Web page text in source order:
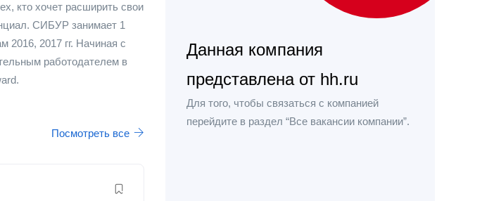
кто хочет расширить свои
СИБУР занимает 1
2016, 2017 гг. Начиная с
работодателем в
Посмотреть все
Данная компания
представлена от hh.ru
Для того, чтобы связаться с компанией
перейдите в раздел “Все вакансии компании”.